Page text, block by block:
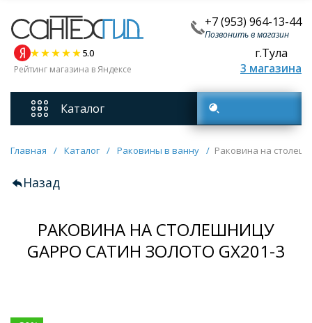
+7 (953) 964-13-44
Позвонить в магазин
5.0
Рейтинг магазина в Яндексе
г.Тула
3 магазина
Каталог
Смесители
Унитазы
Мебель для ванных комнат
Главная / Каталог / Раковины в ванну / Раковина на
Назад
РАКОВИНА НА СТОЛЕШНИЦУ
GAPPO САТИН ЗОЛОТО GX201-3